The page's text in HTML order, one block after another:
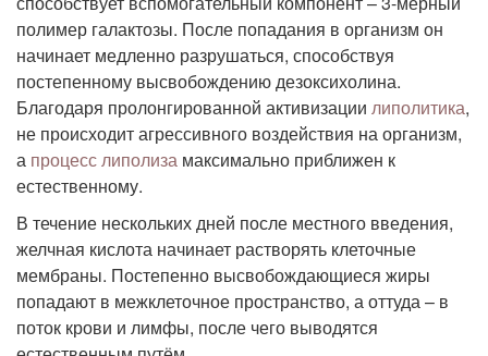
полимер галактозы. После попадания в организм он
начинает медленно разрушаться, способствуя
постепенному высвобождению дезоксихолина.
Благодаря пролонгированной активизации липолитика,
не происходит агрессивного воздействия на организм,
а процесс липолиза максимально приближен к
естественному.
В течение нескольких дней после местного введения,
желчная кислота начинает растворять клеточные
мембраны. Постепенно высвобождающиеся жиры
попадают в межклеточное пространство, а оттуда – в
поток крови и лимфы, после чего выводятся